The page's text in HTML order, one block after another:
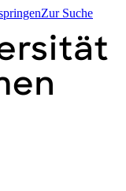
Zur Suche